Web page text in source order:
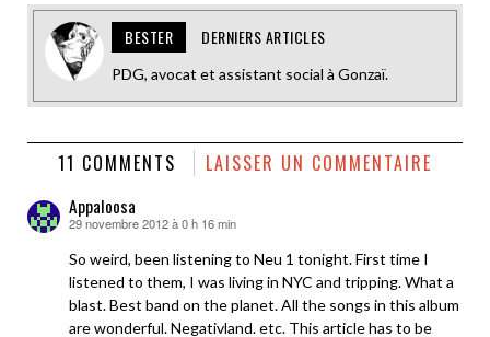
BESTER DERNIERS ARTICLES
PDG, avocat et assistant social à Gonzaï.
11 COMMENTS LAISSER UN COMMENTAIRE
Appaloosa
dit :
29 novembre 2012 à 0 h 16 min
So weird, been listening to Neu 1 tonight. First time I
listened to them, I was living in NYC and tripping. What a
blast. Best band on the planet. All the songs in this album
are wonderful. Negativland. etc. This article has to be